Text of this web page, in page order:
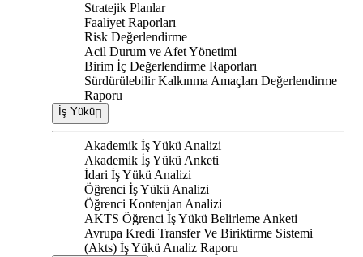
Stratejik Planlar
Faaliyet Raporları
Risk Değerlendirme
Acil Durum ve Afet Yönetimi
Birim İç Değerlendirme Raporları
Sürdürülebilir Kalkınma Amaçları Değerlendirme
Raporu
İş Yükü
Akademik İş Yükü Analizi
Akademik İş Yükü Anketi
İdari İş Yükü Analizi
Öğrenci İş Yükü Analizi
Öğrenci Kontenjan Analizi
AKTS Öğrenci İş Yükü Belirleme Anketi
Avrupa Kredi Transfer Ve Biriktirme Sistemi
(Akts) İş Yükü Analiz Raporu